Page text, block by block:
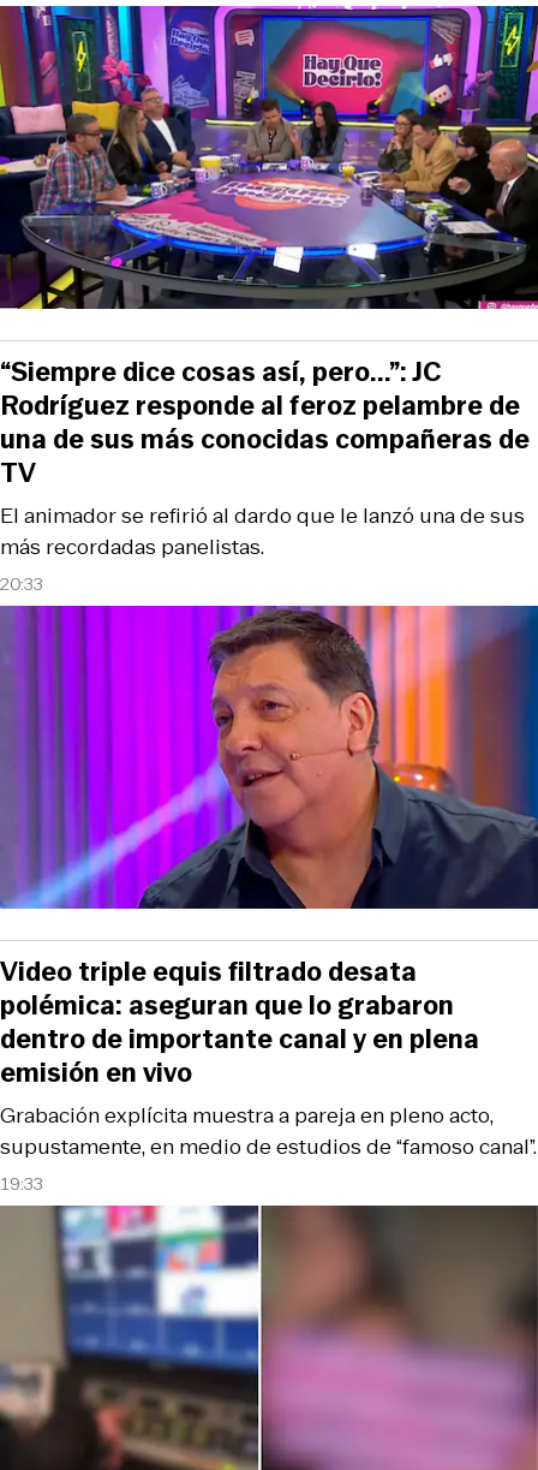
20:33
El animador se refirió al dardo que le lanzó una de sus
más recordadas panelistas.
“Siempre dice cosas así, pero...”: JC
Rodríguez responde al feroz pelambre de
una de sus más conocidas compañeras de
TV
19:33
Grabación explícita muestra a pareja en pleno acto,
supustamente, en medio de estudios de “famoso canal”.
Video triple equis filtrado desata
polémica: aseguran que lo grabaron
dentro de importante canal y en plena
emisión en vivo